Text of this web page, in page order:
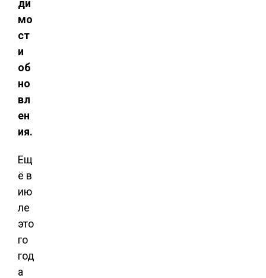
ди
мо
ст
и
об
но
вл
ен
ия.
Ещ
ё в
ию
ле
это
го
год
а